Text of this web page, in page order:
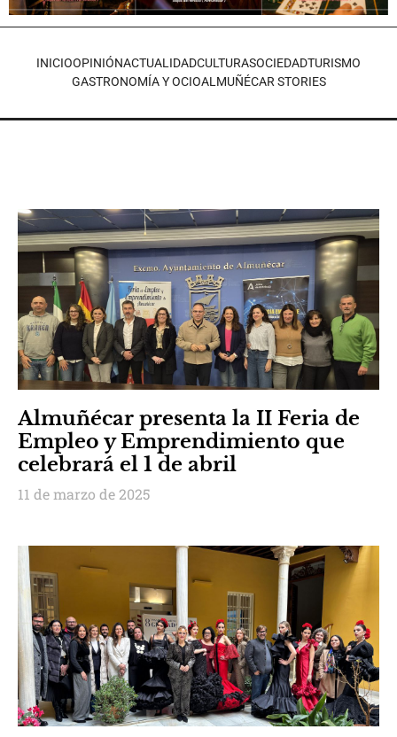
INICIOOPINIÓNACTUALIDADCULTURASOCIEDADTURISMO
GASTRONOMÍA Y OCIOALMUÑÉCAR STORIES
Almuñécar presenta la II Feria de
Empleo y Emprendimiento que
celebrará el 1 de abril
11 de marzo de 2025